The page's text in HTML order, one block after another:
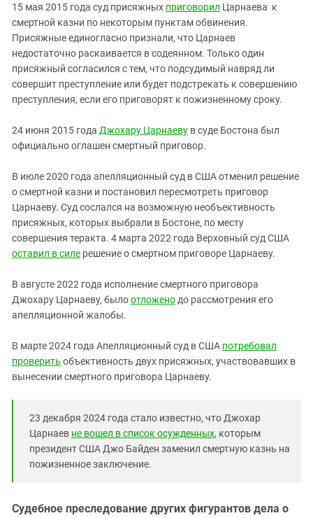
15 мая 2015 года суд присяжных приговорил Царнаева к
смертной казни по некоторым пунктам обвинения.
Присяжные единогласно признали, что Царнаев
недостаточно раскаивается в содеянном. Только один
присяжный согласился с тем, что подсудимый навряд ли
совершит преступление или будет подстрекать к совершению
преступления, если его приговорят к пожизненному сроку.
24 июня 2015 года Джохару Царнаеву в суде Бостона был
официально оглашен смертный приговор.
В июле 2020 года апелляционный суд в США отменил решение
о смертной казни и постановил пересмотреть приговор
Царнаеву. Суд сослался на возможную необъективность
присяжных, которых выбрали в Бостоне, по месту
совершения теракта. 4 марта 2022 года Верховный суд США
оставил в силе решение о смертном приговоре Царнаеву.
В августе 2022 года исполнение смертного приговора
Джохару Царнаеву, былоотложено до рассмотрения его
апелляционной жалобы.
В марте 2024 года Апелляционный суд в США потребовал
проверить объективность двух присяжных, участвовавших в
вынесении смертного приговора Царнаеву.
23 декабря 2024 года стало известно, что Джохар
Царнаев не вошел в список осужденных, которым
президент США Джо Байден заменил смертную казнь на
пожизненное заключение.
Судебное преследование других фигурантов дела о